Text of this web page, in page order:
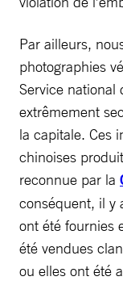
Par ailleurs,
photographies
Service national
extrêmement
la capitale. Ces
chinoises
reconnue par la
conséquent, il y
ont été fournies
été vendues
ou elles ont été